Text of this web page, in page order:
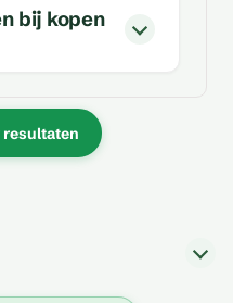
bij kopen
resultaten